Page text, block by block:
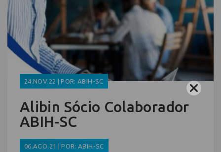
24.NOV.22 | POR: ABIH-SC
Alibin Sócio Colaborador
ABIH-SC
06.AGO.21 | POR: ABIH-SC